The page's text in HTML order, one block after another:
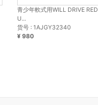
青少年軟式用WILL DRIVE RED
U...
货号 : 1AJGY32340
¥ 980